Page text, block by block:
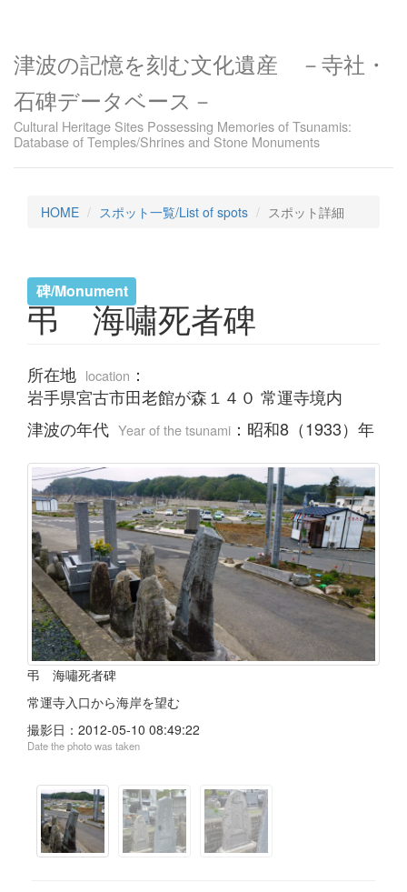
津波の記憶を刻む文化遺産 －寺社・
石碑データベース－
Cultural Heritage Sites Possessing Memories of Tsunamis:
Database of Temples/Shrines and Stone Monuments
HOME スポット一覧/List of spots スポット詳細
碑/Monument
弔 海嘯死者碑
所在地 location ：
岩手県宮古市田老館が森１４０ 常運寺境内
津波の年代 Year of the tsunami ： 昭和8（1933）年
弔 海嘯死者碑
常運寺入口から海岸を望む
撮影日： 2012-05-10 08:49:22
Date the photo was taken